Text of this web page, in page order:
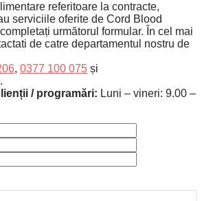
referitoare la contracte,
serviciile oferite de Cord Blood
următorul formular. În cel mai
de catre departamentul nostru de
, 0377 100 075 și
.
/ programări: Luni – vineri: 9.00 –